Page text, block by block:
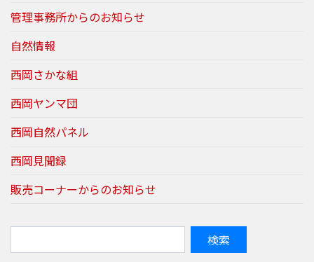
管理事務所からのお知らせ
自然情報
西岡さかな組
西岡ヤンマ団
西岡自然パネル
西岡見聞録
販売コーナーからのお知らせ